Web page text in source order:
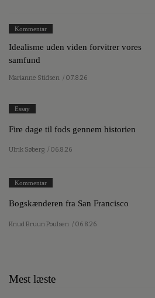
Kommentar
Idealisme uden viden forvitrer vores
samfund
Marianne Stidsen / 07.8.26
Essay
Fire dage til fods gennem historien
Ulrik Søberg / 06.8.26
Kommentar
Bogskænderen fra San Francisco
Knud Bruun Poulsen / 06.8.26
Mest læste